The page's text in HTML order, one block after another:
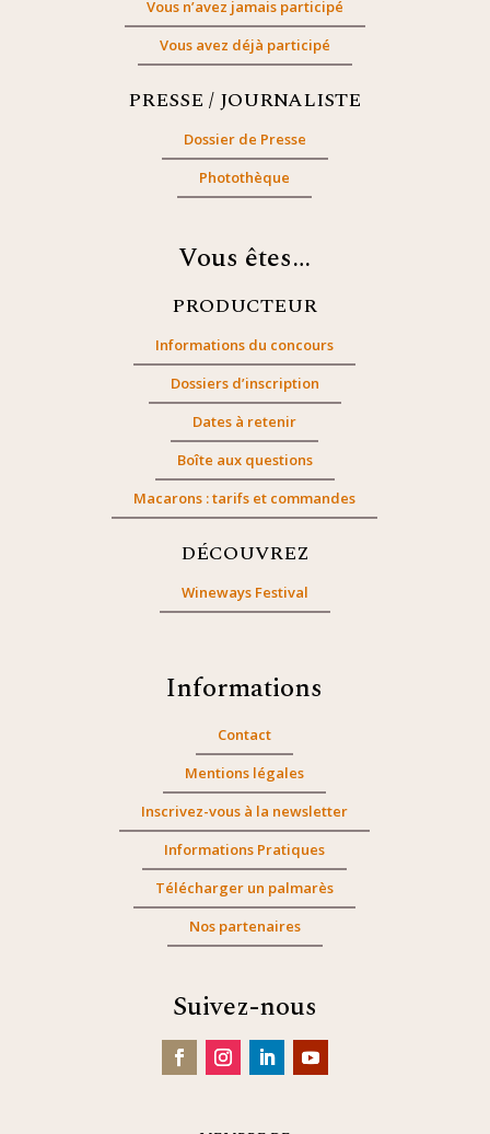
Vous n’avez jamais participé
Vous avez déjà participé
PRESSE / JOURNALISTE
Dossier de Presse
Photothèque
Vous êtes…
PRODUCTEUR
Informations du concours
Dossiers d’inscription
Dates à retenir
Boîte aux questions
Macarons : tarifs et commandes
DÉCOUVREZ
Wineways Festival
Informations
Contact
Mentions légales
Inscrivez-vous à la newsletter
Informations Pratiques
Télécharger un palmarès
Nos partenaires
Suivez-nous